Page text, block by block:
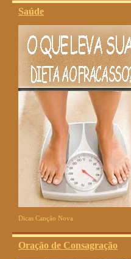
Saúde
Dicas Canção Nova
Oração de Consagração